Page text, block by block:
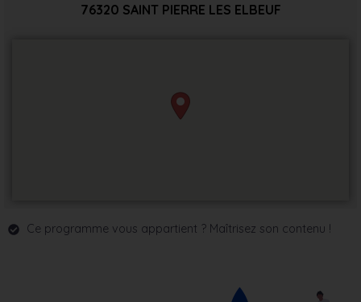
76320 SAINT PIERRE LES ELBEUF
Ce programme vous appartient ? Maîtrisez son contenu !